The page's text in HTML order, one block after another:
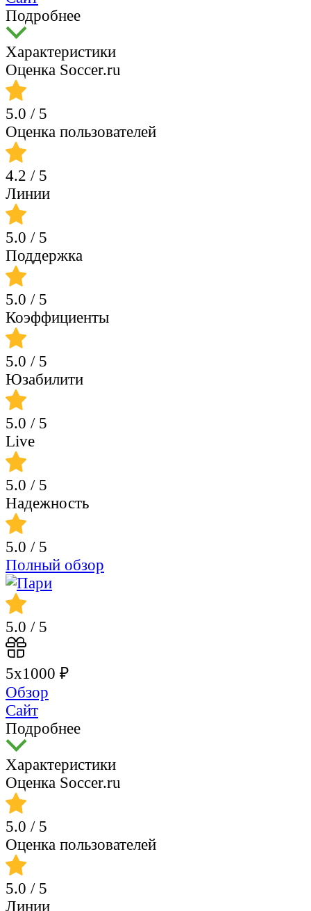
Подробнее
Характеристики
Оценка Soccer.ru
5.0 / 5
Оценка пользователей
4.2 / 5
Линии
5.0 / 5
Поддержка
5.0 / 5
Коэффициенты
5.0 / 5
Юзабилити
5.0 / 5
Live
5.0 / 5
Надежность
5.0 / 5
Полный обзор
5.0 / 5
5х1000 ₽
Обзор
Сайт
Подробнее
Характеристики
Оценка Soccer.ru
5.0 / 5
Оценка пользователей
5.0 / 5
Линии